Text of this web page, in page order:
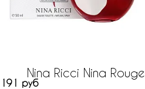
Nina Ricci Nina Rouge
191 руб